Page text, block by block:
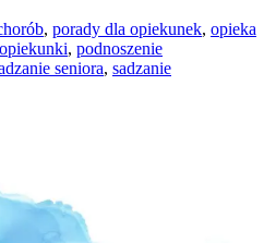
, porady dla opiekunek, opieka
, podnoszenie
seniora, sadzanie